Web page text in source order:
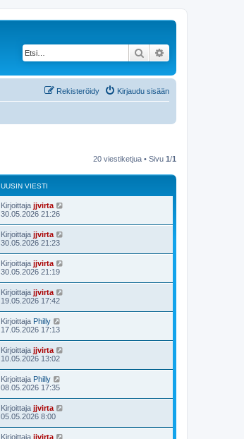
Etsi
Kirjaudu sisään
Rekisteröidy
20 viestiketjua • Sivu 1/1
UUSIN VIESTI
Kirjoittaja jjvirta
30.05.2026 21:26
Kirjoittaja jjvirta
30.05.2026 21:23
Kirjoittaja jjvirta
30.05.2026 21:19
Kirjoittaja jjvirta
19.05.2026 17:42
Kirjoittaja Philly
17.05.2026 17:13
Kirjoittaja jjvirta
10.05.2026 13:02
Kirjoittaja Philly
08.05.2026 17:35
Kirjoittaja jjvirta
05.05.2026 8:00
Kirjoittaja jjvirta